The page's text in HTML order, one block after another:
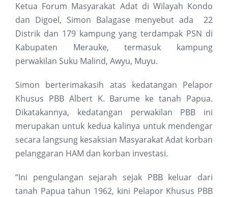
Ketua Forum Masyarakat Adat di Wilayah Kondo
dan Digoel, Simon Balagase menyebut ada 22
Distrik dan 179 kampung yang terdampak PSN di
Kabupaten Merauke, termasuk kampung
perwakilan Suku Malind, Awyu, Muyu.
Simon berterimakasih atas kedatangan Pelapor
Khusus PBB Albert K. Barume ke tanah Papua.
Dikatakannya, kedatangan perwakilan PBB ini
merupakan untuk kedua kalinya untuk mendengar
secara langsung kesaksian Masyarakat Adat korban
pelanggaran HAM dan korban investasi.
“Ini pengulangan sejarah sejak PBB keluar dari
tanah Papua tahun 1962, kini Pelapor Khusus PBB